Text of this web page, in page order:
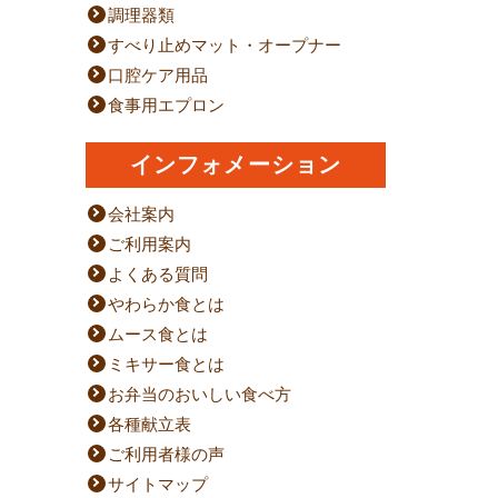
調理器類
すべり止めマット・オープナー
口腔ケア用品
食事用エプロン
インフォメーション
会社案内
ご利用案内
よくある質問
やわらか食とは
ムース食とは
ミキサー食とは
お弁当のおいしい食べ方
各種献立表
ご利用者様の声
サイトマップ